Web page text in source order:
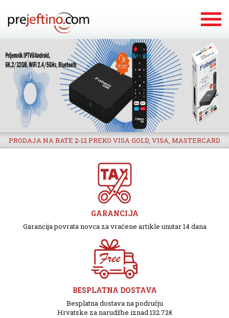
PRODAJA NA RATE 2-12 PREKO VISA GOLD, VISA, MASTERCARD
GARANCIJA
Garancija povrata novca za vraćene artikle unutar 14 dana
BESPLATNA DOSTAVA
Besplatna dostava na području
Hrvatske za narudžbe iznad 132.72€